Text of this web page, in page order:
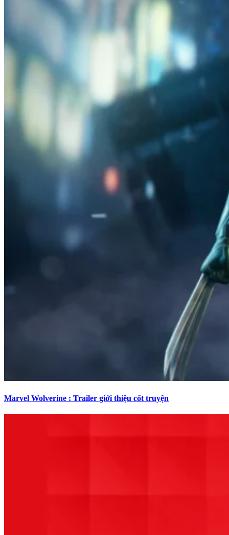
Marvel Wolverine : Trailer giới thiệu cốt truyện